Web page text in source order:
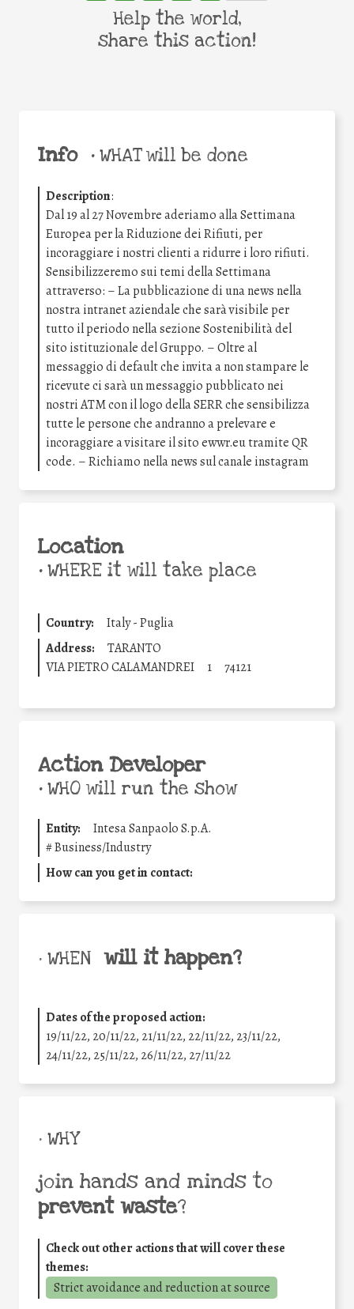
Info •WHAT will be done
Description:
Dal 19 al 27 Novembre aderiamo alla Settimana
Europea per la Riduzione dei Rifiuti, per
incoraggiare i nostri clienti a ridurre i loro rifiuti.
Sensibilizzeremo sui temi della Settimana
attraverso: – La pubblicazione di una news nella
nostra intranet aziendale che sarà visibile per
tutto il periodo nella sezione Sostenibilità del
sito istituzionale del Gruppo. – Oltre al
messaggio di default che invita a non stampare le
ricevute ci sarà un messaggio pubblicato nei
nostri ATM con il logo della SERR che sensibilizza
tutte le persone che andranno a prelevare e
incoraggiare a visitare il sito ewwr.eu tramite QR
code. – Richiamo nella news sul canale instagram
Location
•WHERE it will take place
Country:
Italy - Puglia
Address:
TARANTO
VIA PIETRO CALAMANDREI
1 74121
Action Developer
•WHO will run the show
Entity:
Intesa Sanpaolo S.p.A.
#Business/Industry
How can you get in contact:
• WHEN will it happen?
Dates of the proposed action:
19/11/22, 20/11/22, 21/11/22, 22/11/22, 23/11/22,
24/11/22, 25/11/22, 26/11/22, 27/11/22
• WHY
join hands and minds to
prevent waste?
Check out other actions that will cover these
themes:
Strict avoidance and reduction at source
Help the world,
share this action!